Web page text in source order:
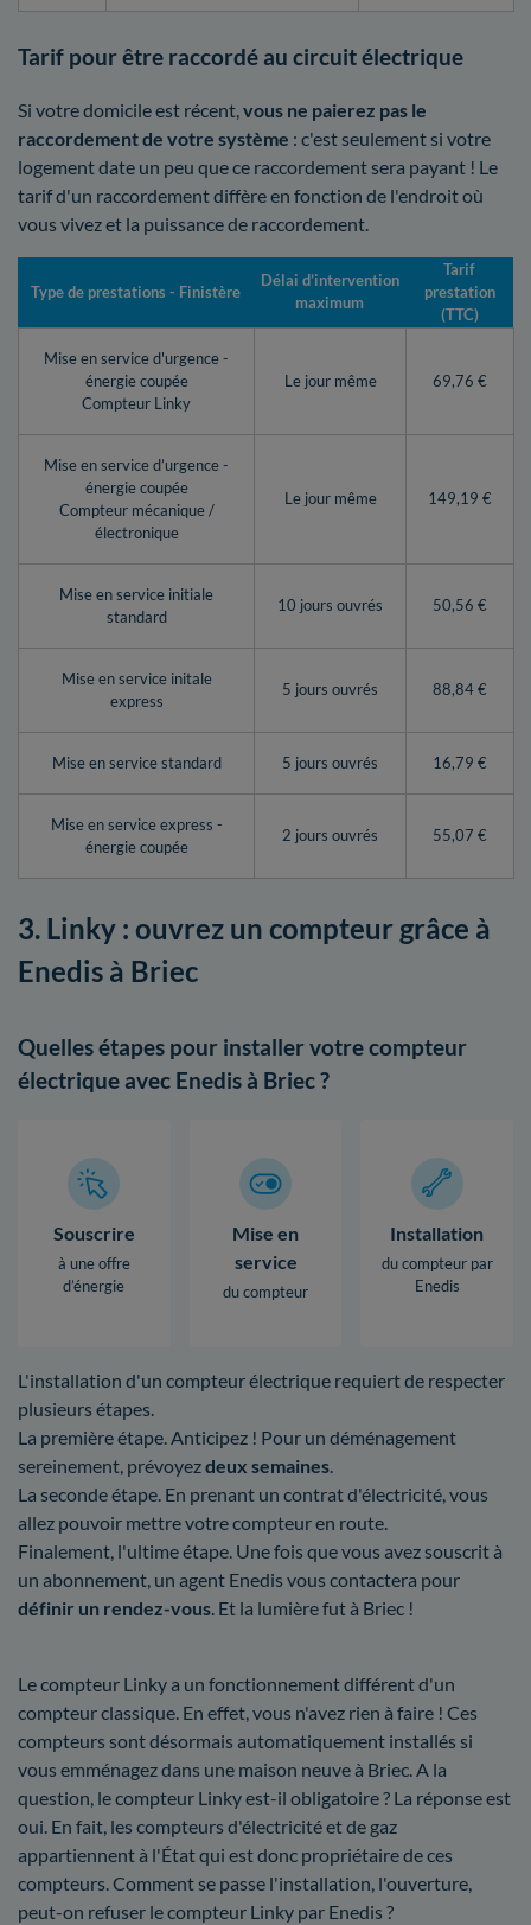
Tarif pour être raccordé au circuit électrique
Si votre domicile est récent,vous ne paierez pas le
raccordement de votre système : c'est seulement si votre
logement date un peu que ce raccordement sera payant ! Le
tarif d'un raccordement diffère en fonction de l'endroit où
vous vivez et la puissance de raccordement.
Type de prestations - Finistère
Délai d’intervention
maximum
Tarif
prestation
(TTC)
Mise en service d'urgence -
énergie coupée
Compteur Linky
Le jour même 69,76 €
Mise en service d’urgence -
énergie coupée
Compteur mécanique /
électronique
Le jour même 149,19 €
Mise en service initiale
standard
10 jours ouvrés 50,56 €
Mise en service initale
express
5 jours ouvrés 88,84 €
Mise en service standard 5 jours ouvrés 16,79 €
Mise en service express -
énergie coupée
2 jours ouvrés 55,07 €
3. Linky : ouvrez un compteur grâce à
Enedis à Briec
Quelles étapes pour installer votre compteur
électrique avec Enedis à Briec ?
Souscrire
à une offre
d’énergie
Mise en
service
du compteur
Installation
du compteur par
Enedis
L'installation d'un compteur électrique requiert de respecter
plusieurs étapes.
La première étape. Anticipez ! Pour un déménagement
sereinement, prévoyezdeux semaines.
La seconde étape. En prenant un contrat d'électricité, vous
allez pouvoir mettre votre compteur en route.
Finalement, l'ultime étape. Une fois que vous avez souscrit à
un abonnement, un agent Enedis vous contactera pour
définir un rendez-vous. Et la lumière fut à Briec !
Le compteur Linky a un fonctionnement différent d'un
compteur classique. En effet, vous n'avez rien à faire ! Ces
compteurs sont désormais automatiquement installés si
vous emménagez dans une maison neuve à Briec. A la
question, le compteur Linky est-il obligatoire ? La réponse est
oui. En fait, les compteurs d'électricité et de gaz
appartiennent à l'État qui est donc propriétaire de ces
compteurs. Comment se passe l'installation, l'ouverture,
peut-on refuser le compteur Linky par Enedis ?